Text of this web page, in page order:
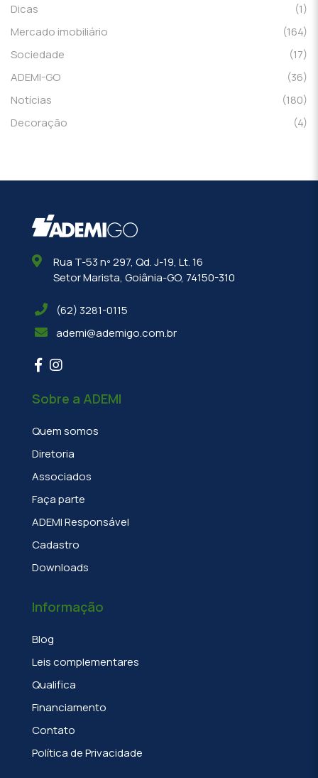
Dicas
(1)
Mercado imobiliário
(164)
Sociedade
(17)
ADEMI-GO
(36)
Notícias
(180)
Decoração
(4)
Rua T-53 nº 297, Qd. J-19, Lt. 16
Setor Marista, Goiânia-GO, 74150-310
(62) 3281-0115
ademi@ademigo.com.br
Sobre a ADEMI
Quem somos
Diretoria
Associados
Faça parte
ADEMI Responsável
Cadastro
Downloads
Informação
Blog
Leis complementares
Qualifica
Financiamento
Contato
Política de Privacidade